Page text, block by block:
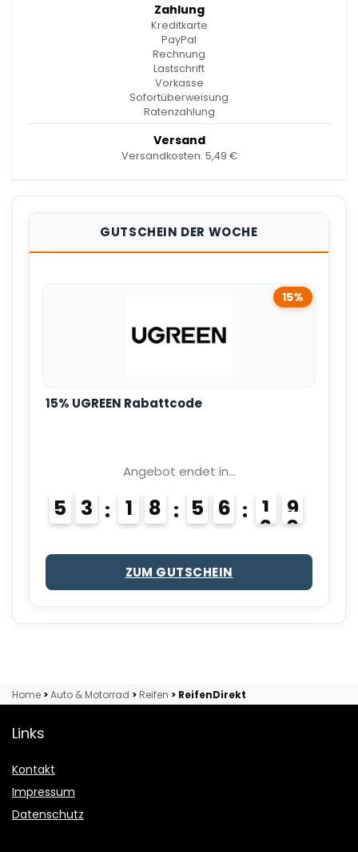
Zahlung
Kreditkarte
PayPal
Rechnung
Lastschrift
Vorkasse
Sofortüberweisung
Ratenzahlung
Versand
Versandkosten: 5,49 €
GUTSCHEIN DER WOCHE
15%
15% UGREEN Rabattcode
Angebot endet in...
5 3 1 8 5 6 1
8
9
ZUM GUTSCHEIN
Home >Auto & Motorrad > Reifen > ReifenDirekt
Links
Kontakt
Impressum
Datenschutz